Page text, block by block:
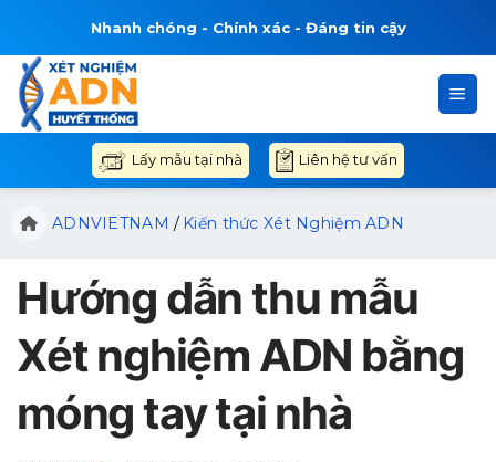
nội
dung
Nhanh chóng - Chính xác - Đáng tin cậy
Lấy mẫu tại nhà Liên hệ tư vấn
ADNVIETNAM / Kiến thức Xét Nghiệm ADN
Hướng dẫn thu mẫu
Xét nghiệm ADN bằng
móng tay tại nhà